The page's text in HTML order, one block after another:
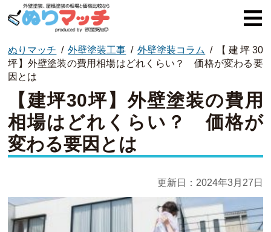
ぬりマッチとは
オススメ企業
費用と相場
外壁塗装
コラム一覧
ぬりマッチ /外壁塗装工事 /外壁塗装コラム /
【建坪30
坪】外壁塗装の費用相場はどれくらい？ 価格が変わる要
因とは
【建坪30坪】外壁塗装の費用
相場はどれくらい？ 価格が
変わる要因とは
更新日： 2024年3月27日